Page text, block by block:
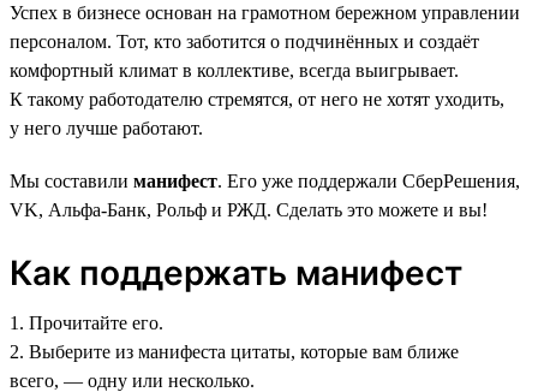
Успех в бизнесе основан на грамотном бережном управлении
персоналом. Тот, кто заботится о подчинённых и создаёт
комфортный климат в коллективе, всегда выигрывает.
К такому работодателю стремятся, от него не хотят уходить,
у него лучше работают.
Мы составили манифест. Его уже поддержали СберРешения,
VK, Альфа-Банк, Рольф и РЖД. Сделать это можете и вы!
Как поддержать манифест
1. Прочитайте его.
2. Выберите из манифеста цитаты, которые вам ближе
всего, — одну или несколько.